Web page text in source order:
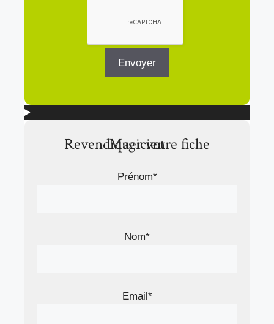
Revendiquer votre fiche Magicien
Prénom*
Nom*
Email*